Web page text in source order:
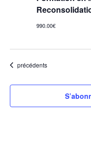
990.00€
Évènements
précédents